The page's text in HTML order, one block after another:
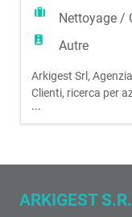
Nettoyage /
Autre
Arkigest Srl,
Clienti, ricerca per
ADDETTO/A
La risorsa si
...
ARKIGEST